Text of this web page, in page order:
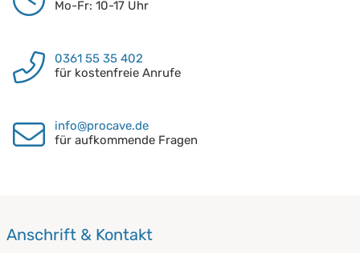
Mo-Fr: 10-17 Uhr
0361 55 35 402
für kostenfreie Anrufe
info@procave.de
für aufkommende Fragen
Anschrift & Kontakt